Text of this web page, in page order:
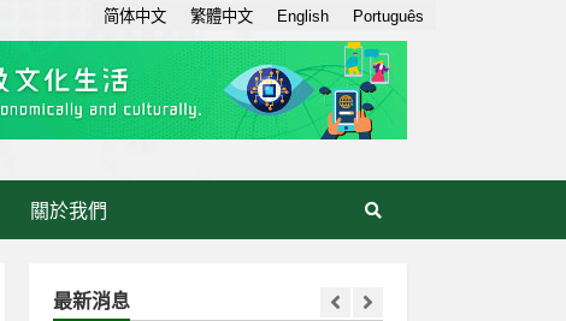
關於我們
最新消息
简体中文 繁體中文 English Português